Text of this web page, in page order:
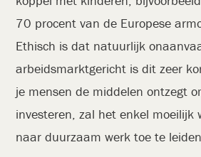
70 procent van de Europese
Ethisch is dat natuurlijk
arbeidsmarktgericht is dit zeer
je mensen de middelen ontzegt
investeren, zal het enkel moeilijk
naar duurzaam werk toe te